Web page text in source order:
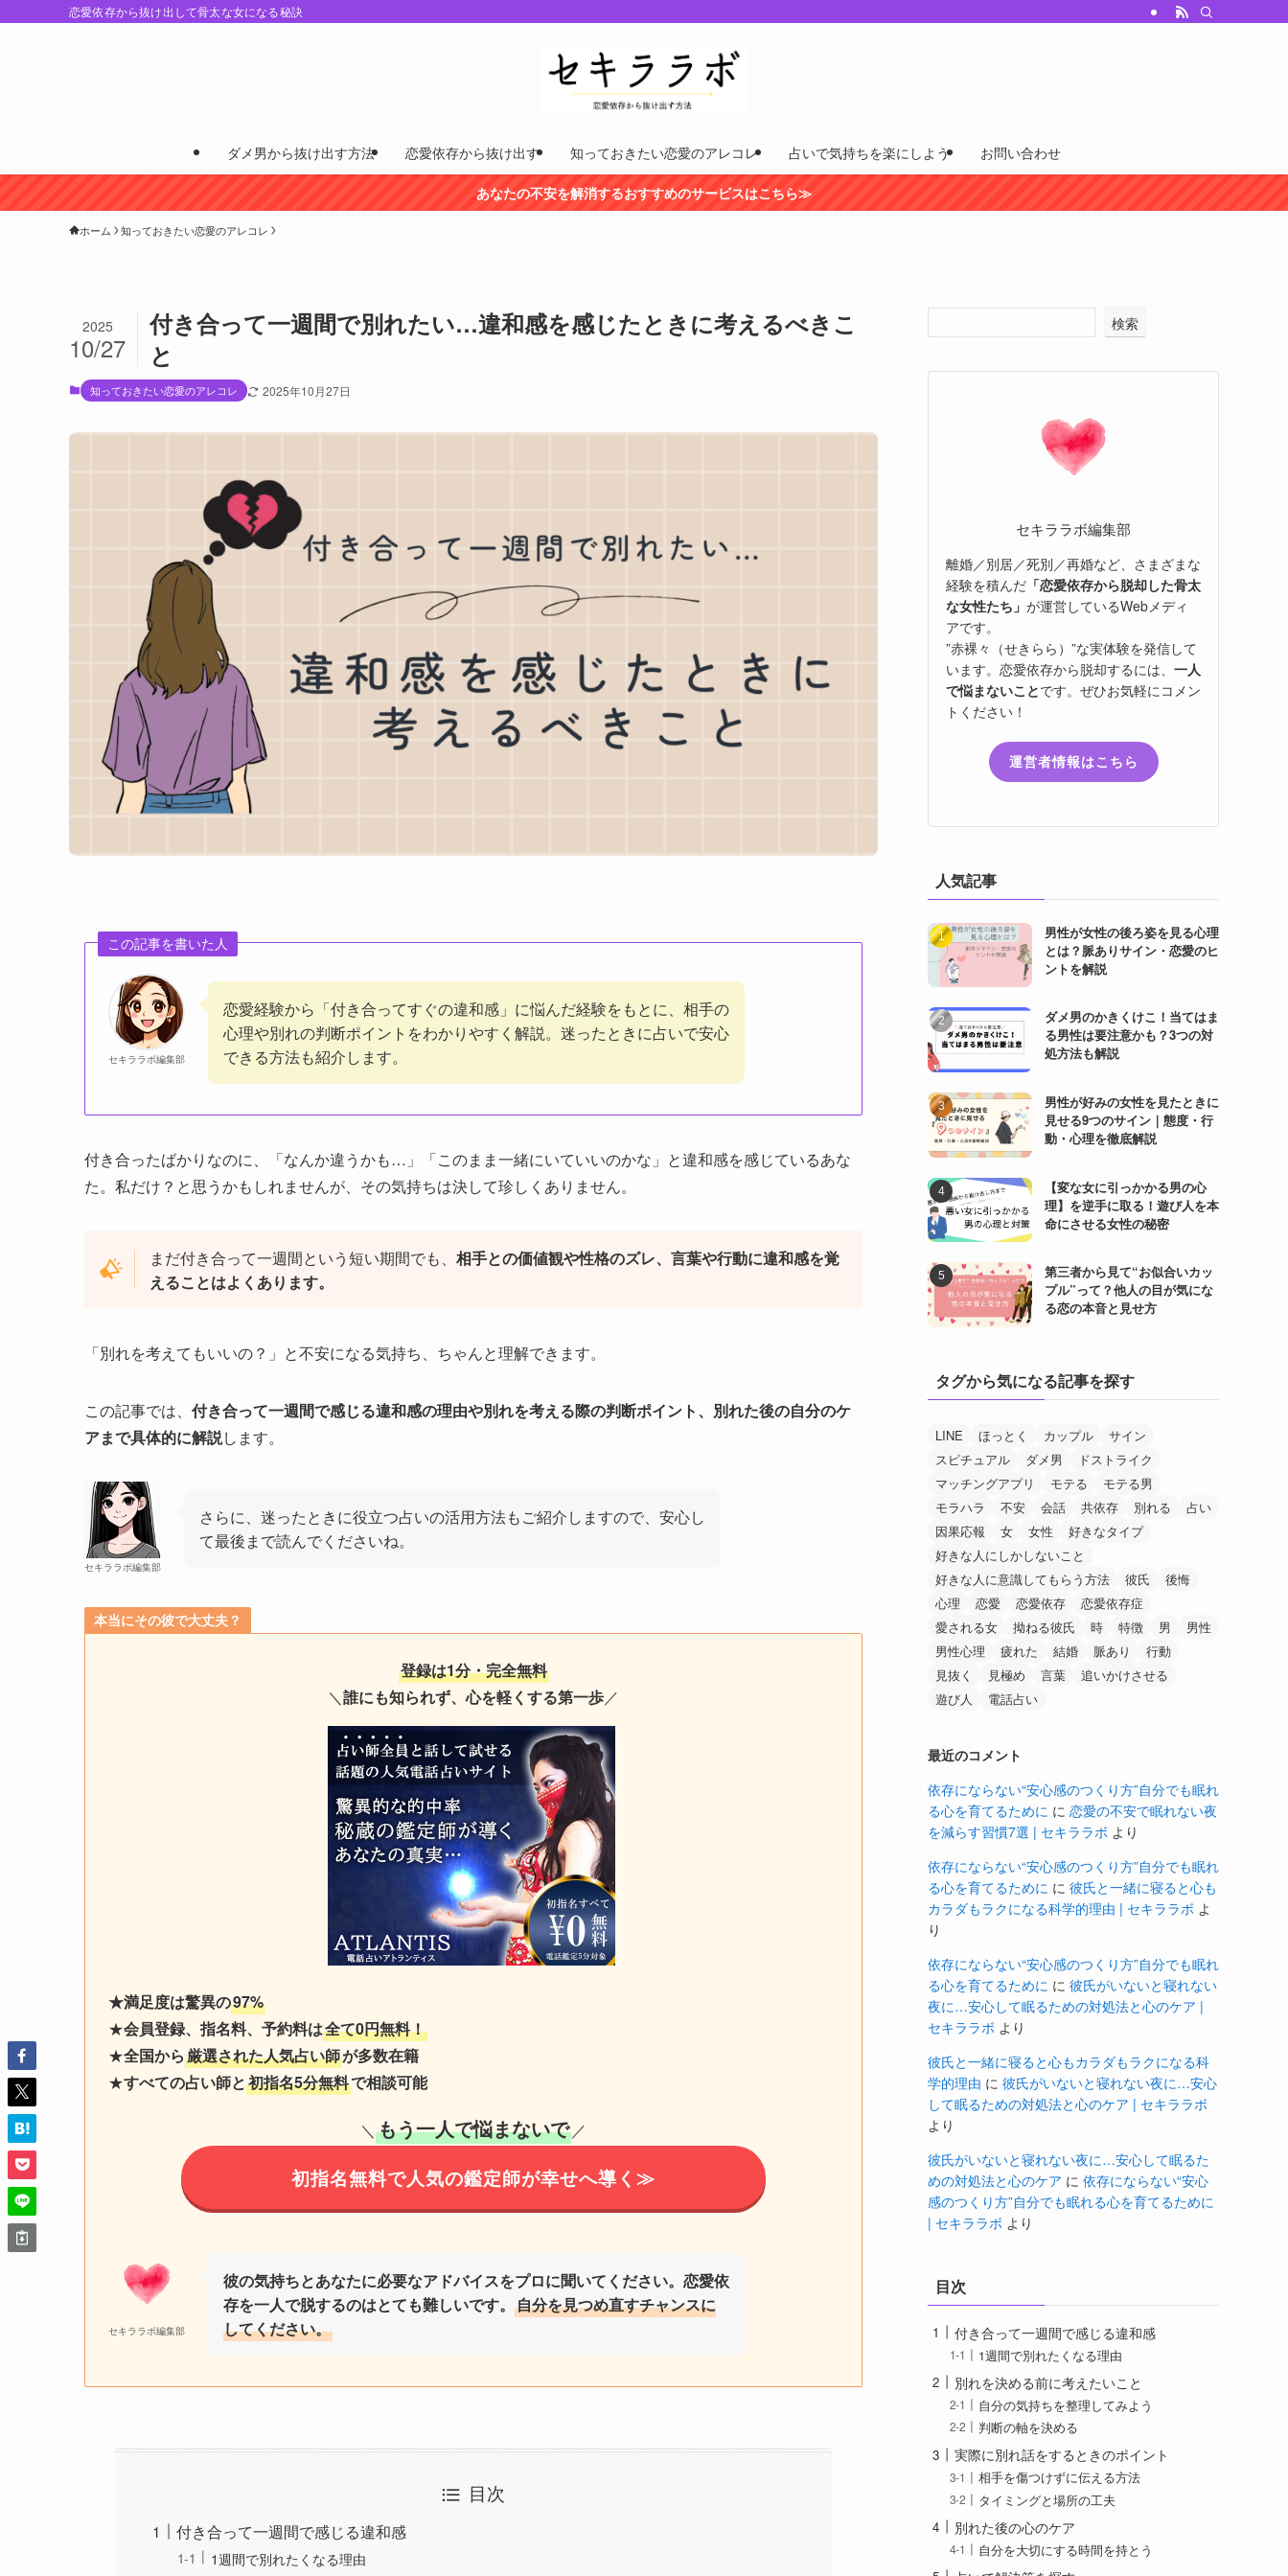
恋愛依存から抜け出して骨太な女になる秘訣
ダメ男から抜け出す方法 恋愛依存から抜け出す 知っておきたい恋愛のアレコレ 占いで気持ちを楽にしよう お問い合わせ
あなたの不安を解消するおすすめのサービスはこちら≫
ホーム 知っておきたい恋愛のアレコレ
付き合って一週間で別れたい…違和感を感じたときに考えるべきこ
と
2025
10/27
知っておきたい恋愛のアレコレ 2025年10月27日
この記事を書いた人
セキララボ編集部
恋愛経験から「付き合ってすぐの違和感」に悩んだ経験をもとに、相手の
心理や別れの判断ポイントをわかりやすく解説。迷ったときに占いで安心
できる方法も紹介します。
付き合ったばかりなのに、「なんか違うかも…」「このまま一緒にいていいのかな」と違和感を感じているあな
た。私だけ？と思うかもしれませんが、その気持ちは決して珍しくありません。
まだ付き合って一週間という短い期間でも、 相手との価値観や性格のズレ、言葉や行動に違和感を覚
えることはよくあります。
「別れを考えてもいいの？」と不安になる気持ち、ちゃんと理解できます。
この記事では、 付き合って一週間で感じる違和感の理由や別れを考える際の判断ポイント、別れた後の自分のケ
アまで具体的に解説します。
セキララボ編集部
さらに、迷ったときに役立つ占いの活用方法もご紹介しますので、安心し
て最後まで読んでくださいね。
本当にその彼で大丈夫？
登録は1分・完全無料
＼ 誰にも知られず、心を軽くする第一歩／
★満足度は驚異の97%
★会員登録、指名料、予約料は全て0円無料！
★全国から厳選された人気占い師が多数在籍
★すべての占い師と初指名5分無料で相談可能
＼ もう一人で悩まないで ／
初指名無料で人気の鑑定師が幸せへ導く≫
セキララボ編集部
彼の気持ちとあなたに必要なアドバイスをプロに聞いてください。恋愛依
存を一人で脱するのはとても難しいです。 自分を見つめ直すチャンスに
してください。
目次
付き合って一週間で感じる違和感
1週間で別れたくなる理由
検索
セキララボ編集部
離婚／別居／死別／再婚など、さまざまな
経験を積んだ 「恋愛依存から脱却した骨太
な女性たち」 が運営しているWebメディ
アです。
”赤裸々（せきらら）”な実体験を発信して
います。恋愛依存から脱却するには、 一人
で悩まないことです。ぜひお気軽にコメン
トください！
運営者情報はこちら
人気記事
男性が女性の後ろ姿を見る心理
とは？脈ありサイン・恋愛のヒ
ントを解説
ダメ男のかきくけこ！当てはま
る男性は要注意かも？3つの対
処方法も解説
男性が好みの女性を見たときに
見せる9つのサイン｜態度・行
動・心理を徹底解説
【変な女に引っかかる男の心
理】を逆手に取る！遊び人を本
命にさせる女性の秘密
第三者から見て“お似合いカッ
プル”って？他人の目が気にな
る恋の本音と見せ方
タグから気になる記事を探す
LINE ほっとく カップル
サイン
スピチュアル
ダメ男
ドストライク
マッチングアプリ
モテる
モテる男
モラハラ
不安 会話 共依存 別れる
占い
因果応報
女 女性
好きなタイプ
好きな人にしかしないこと
好きな人に意識してもらう方法
彼氏
後悔
心理
恋愛 恋愛依存
恋愛依存症
愛される女
拗ねる彼氏 時 特徴 男
男性
男性心理
疲れた 結婚 脈あり
行動
見抜く
見極め 言葉
追いかけさせる
遊び人
電話占い
最近のコメント
依存にならない“安心感のつくり方”自分でも眠れ
る心を育てるために に 恋愛の不安で眠れない夜
を減らす習慣7選 | セキララボ より
依存にならない“安心感のつくり方”自分でも眠れ
る心を育てるために に 彼氏と一緒に寝ると心も
カラダもラクになる科学的理由 | セキララボ よ
り
依存にならない“安心感のつくり方”自分でも眠れ
る心を育てるために に 彼氏がいないと寝れない
夜に…安心して眠るための対処法と心のケア |
セキララボ より
彼氏と一緒に寝ると心もカラダもラクになる科
学的理由 に 彼氏がいないと寝れない夜に…安心
して眠るための対処法と心のケア | セキララボ
より
彼氏がいないと寝れない夜に…安心して眠るた
めの対処法と心のケア に 依存にならない“安心
感のつくり方”自分でも眠れる心を育てるために
| セキララボ より
目次
付き合って一週間で感じる違和感
1週間で別れたくなる理由
別れを決める前に考えたいこと
自分の気持ちを整理してみよう
判断の軸を決める
実際に別れ話をするときのポイント
相手を傷つけずに伝える方法
タイミングと場所の工夫
別れた後の心のケア
自分を大切にする時間を持とう